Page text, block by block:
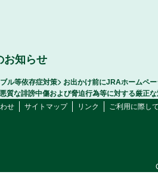
お知らせ
ル等依存症対策
お出かけ前にJRAホームペ
質な誹謗中傷および脅迫行為等に対する厳正
せ
サイトマップ リンク ご利用に際し